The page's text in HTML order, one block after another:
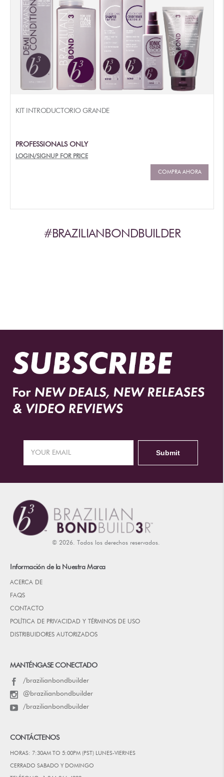
KIT INTRODUCTORIO GRANDE
PROFESSIONALS ONLY
LOGIN/SIGNUP FOR PRICE
COMPRA AHORA
#BRAZILIANBONDBUILDER
© 2026. Todos los derechos reservados.
Información de la Nuestra Marca
ACERCA DE
FAQS
CONTACTO
POLÍTICA DE PRIVACIDAD Y TÉRMINOS DE USO
DISTRIBUIDORES AUTORIZADOS
MANTÉNGASE CONECTADO
/brazilianbondbuilder
@brazilianbondbuilder
/brazilianbondbuilder
CONTÁCTENOS
HORAS: 7:30AM TO 5:00PM (PST) LUNES-VIERNES
CERRADO SABADO Y DOMINGO